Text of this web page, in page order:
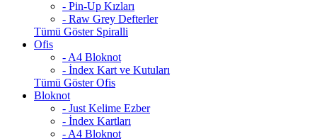
- Pin-Up Kızları
- Raw Grey Defterler
Tümü Göster Spiralli
Ofis
- A4 Bloknot
- İndex Kart ve Kutuları
Tümü Göster Ofis
Bloknot
- Just Kelime Ezber
- İndex Kartları
- A4 Bloknot